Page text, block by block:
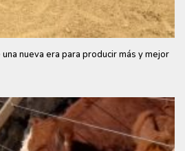
nueva era para producir más y mejor